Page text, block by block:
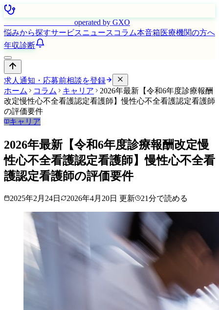
operated by GXO
悩みから探すサービスニュース コラム本音箱医療機関の方へ
年収診断
求人通知・応募前相談を登録
ホーム
コラム キャリア
2026年最新【令和6年度診療報酬
改定慢性心不全看護認定看護師】慢性心不全看護認定看護師
の評価要件
キャリア
2026年最新【令和6年度診療報酬改定慢
性心不全看護認定看護師】慢性心不全看
護認定看護師の評価要件
2025年2月24日 2026年4月20日 更新 21分で読める